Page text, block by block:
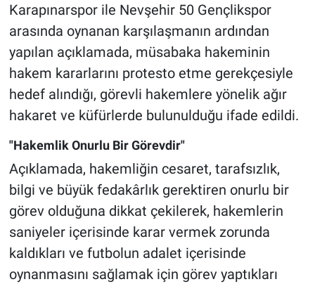
Karapınarspor ile Nevşehir 50 Gençlikspor
arasında oynanan karşılaşmanın ardından
yapılan açıklamada, müsabaka hakeminin
hakem kararlarını protesto etme gerekçesiyle
hedef alındığı, görevli hakemlere yönelik ağır
hakaret ve küfürlerde bulunulduğu ifade edildi.
"Hakemlik Onurlu Bir Görevdir"
Açıklamada, hakemliğin cesaret, tarafsızlık,
bilgi ve büyük fedakârlık gerektiren onurlu bir
görev olduğuna dikkat çekilerek, hakemlerin
saniyeler içerisinde karar vermek zorunda
kaldıkları ve futbolun adalet içerisinde
oynanmasını sağlamak için görev yaptıkları
Genel
Asayiş
Kültür - Sanat
Politika
Magazin
Çevre
Haberde İnsan